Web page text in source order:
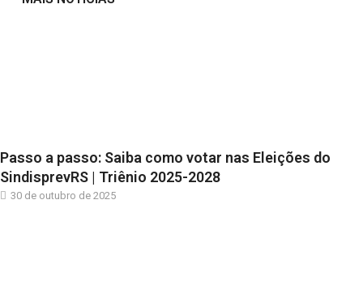
Passo a passo: Saiba como votar nas Eleições do
SindisprevRS | Triênio 2025-2028
30 de outubro de 2025